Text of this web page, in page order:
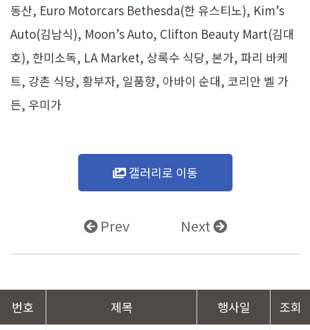
동산, Euro Motorcars Bethesda(한 유스티노), Kim’s
Auto(김남식), Moon’s Auto, Clifton Beauty Mart(김대
호), 한미소독, LA Market, 상록수 식당, 본가, 파리 바케
트, 강촌 식당, 황부자, 일품향, 아바이 순대, 코리안 벨 가
든, 우미가
갤러리로 이동
Prev Next
번호 제목 행사일 조회